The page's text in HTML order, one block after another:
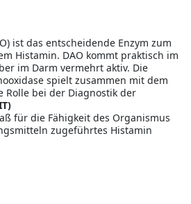
ist das entscheidende Enzym zum
Histamin. DAO kommt praktisch im
im Darm vermehrt aktiv. Die
spielt zusammen mit dem
Rolle bei der Diagnostik der
für die Fähigkeit des Organismus
zugeführtes Histamin